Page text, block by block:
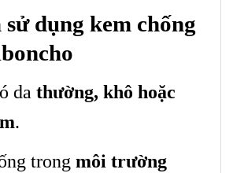
sử dụng kem chống
da thường, khô hoặc
.
trong môi trường